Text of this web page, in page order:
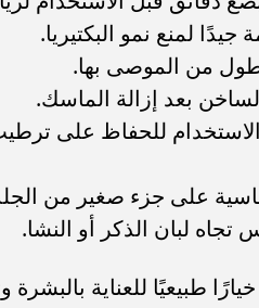
لمنع نمو البكتيريا.
من الموصى بها.
بعد إزالة الماسك.
للحفاظ على
على جزء صغير من
لبان الذكر أو النشا.
طبيعيًا للعناية